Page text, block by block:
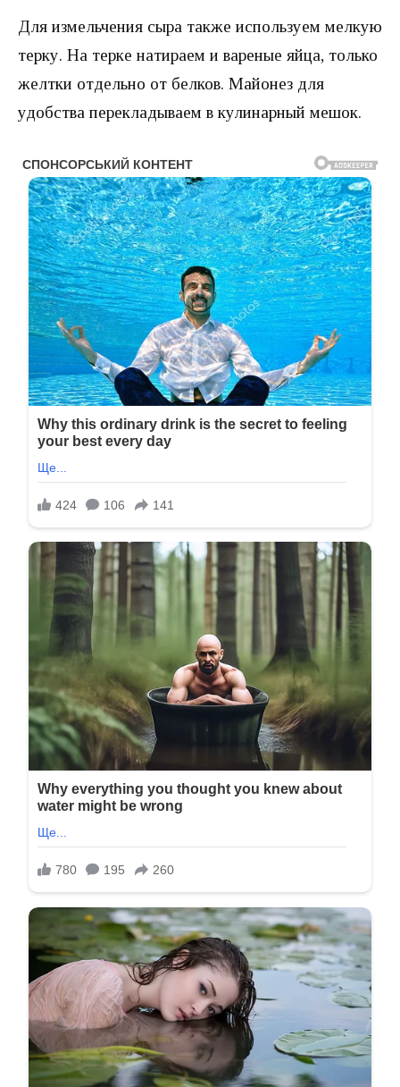
Для измельчения сыра также используем мелкую
терку. На терке натираем и вареные яйца, только
желтки отдельно от белков. Майонез для
удобства перекладываем в кулинарный мешок.